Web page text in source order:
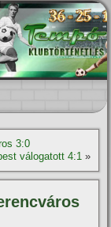
3:0
válogatott 4:1»